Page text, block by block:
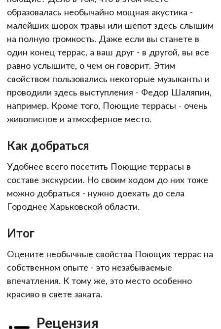
образовалась необычайно мощная акустика -
малейших шорох травы или шепот здесь слышим
на полную громкость. Даже если вы станете в
один конец террас, а ваш друг - в другой, вы все
равно услышите, о чем он говорит. Этим
свойством пользовались некоторые музыканты и
проводили здесь выступления - Федор Шаляпин,
например. Кроме того, Поющие террасы - очень
живописное и атмосферное место.
Как добраться
Удобнее всего посетить Поющие террасы в
составе экскурсии. Но своим ходом до них тоже
можно добраться - нужно доехать до села
Городнее Харьковской области.
Итог
Оцените необычные свойства Поющих террас на
собственном опыте - это незабываемые
впечатления. К тому же, это место особенно
красиво в свете заката.
Рецензия